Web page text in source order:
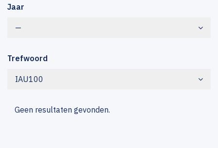
Jaar
—
Trefwoord
IAU100
Geen resultaten gevonden.